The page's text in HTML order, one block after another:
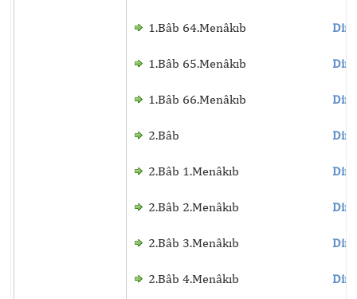
1.Bâb 64.Menâkıb
1.Bâb 65.Menâkıb
1.Bâb 66.Menâkıb
2.Bâb
2.Bâb 1.Menâkıb
2.Bâb 2.Menâkıb
2.Bâb 3.Menâkıb
2.Bâb 4.Menâkıb